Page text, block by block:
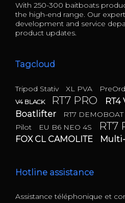
With 250-300 baitboats
the high-end range. Our
development and service
product updates.
Tagcloud
Tripod Stativ XL PVA
V4 BLACK
RT7 PRO RT4
Boatlifter RT7 DEMOBOAT
Pilot
EU B6 NEO 4S RT7
FOX CL CAMOLITE
Hotline assistance
Assistance téléphonique et